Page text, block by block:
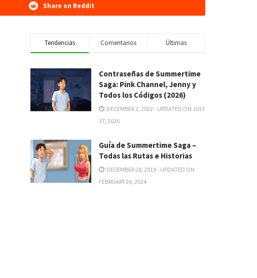
Share on Reddit
Tendencias Comentarios Últimas
Contraseñas de Summertime
Saga: Pink Channel, Jenny y
Todos los Códigos (2026)
DECEMBER 2, 2022 - UPDATED ON JULY
17, 2026
Guía de Summertime Saga –
Todas las Rutas e Historias
DECEMBER 28, 2019 - UPDATED ON
FEBRUARY 26, 2024